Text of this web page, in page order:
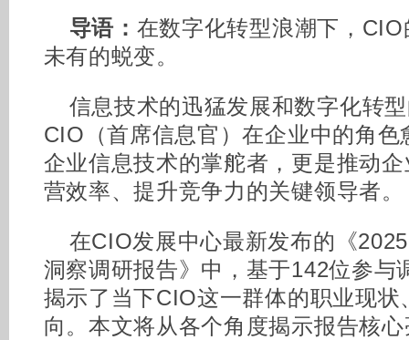
导语： 在数字化转型浪潮下，
未有的蜕变。
信息技术的迅猛发展和数字化转
CIO（首席信息官）在企业中的角
企业信息技术的掌舵者，更是推动
营效率、提升竞争力的关键领导者。
在CIO发展中心最新发布的《
洞察调研报告》中，基于142位参与
揭示了当下CIO这一群体的职业现状
向。本文将从各个角度揭示报告核